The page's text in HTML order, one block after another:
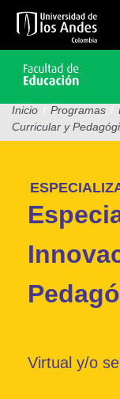
contenido
Inicio / Programas /
Curricular y
Virtual y/o